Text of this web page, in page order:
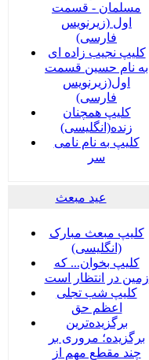
مسلمان - قسمت
اول (زیرنویس
فارسی)
کلیپ نجیب زاده ای
به نام حسین قسمت
اول(زیرنویس
فارسی)
کلیپ همچنان
زنده(انگلیسی)
کلیپ به نام نامی
سر
عید مبعث
کلیپ مبعث مبارک
(انگلیسی)
کلیپ بخوان... که
زمین در انتظار است
کلیپ شب تجلی
اعظم حق
برگزیده‌ترین
برگزیده؛ مروری بر
چند مقطع مهم از